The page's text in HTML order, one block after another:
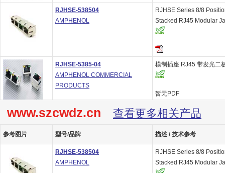
RJHSE-538504
AMPHENOL
RJHSE Series 8/8
Stacked RJ45 Modular
RJHSE-5385-04
AMPHENOL COMMERCIAL
PRODUCTS
模制插座 RJ45 带发光二
暂无PDF
www.szcwdz.cn 查看更多相关产品
参考图片 型号/品牌 描述 / 技术参考
RJHSE-538504
AMPHENOL
RJHSE Series 8/8
Stacked RJ45 Modular